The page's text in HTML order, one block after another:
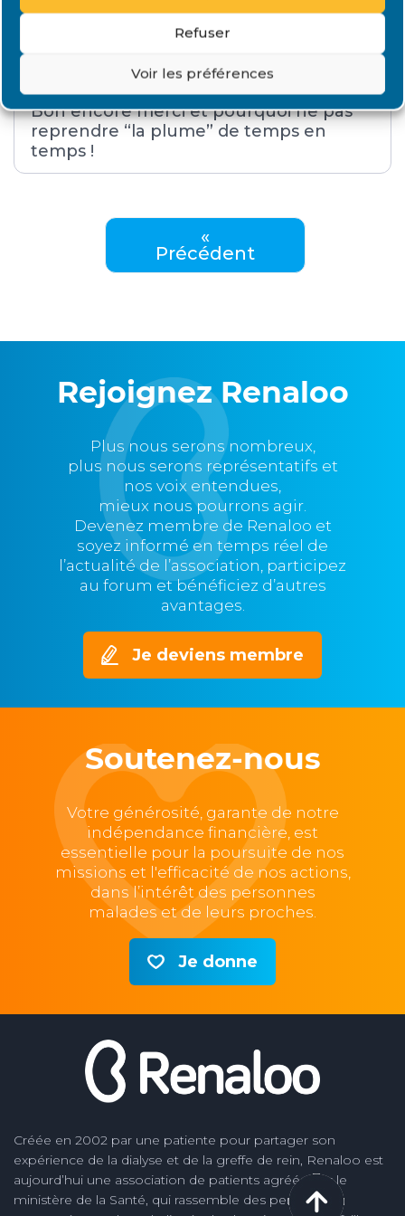
Refuser
Voir les préférences
partout pareil mais la machine n’a
vraiment rien de compliqué pour ceux
matériel techno et c’est notre cas à
tous puisqu’on est sur internet.
Bon encore merci et pourquoi ne pas
reprendre “la plume” de temps en
temps !
«
Précédent
Rejoignez Renaloo
Plus nous serons nombreux,
plus nous serons représentatifs et
nos voix entendues,
mieux nous pourrons agir.
Devenez membre de Renaloo et
soyez informé en temps réel de
l’actualité de l’association, participez
au forum et bénéficiez d’autres
avantages.
Je deviens membre
Soutenez-nous
Votre générosité, garante de notre
indépendance financière, est
essentielle pour la poursuite de nos
missions et l'efficacité de nos actions,
dans l’intérêt des personnes
malades et de leurs proches.
Je donne
Créée en 2002 par une patiente pour partager son
expérience de la dialyse et de la greffe de rein, Renaloo est
aujourd’hui une association de patients agréée par le
ministère de la Santé, qui rassemble des personnes